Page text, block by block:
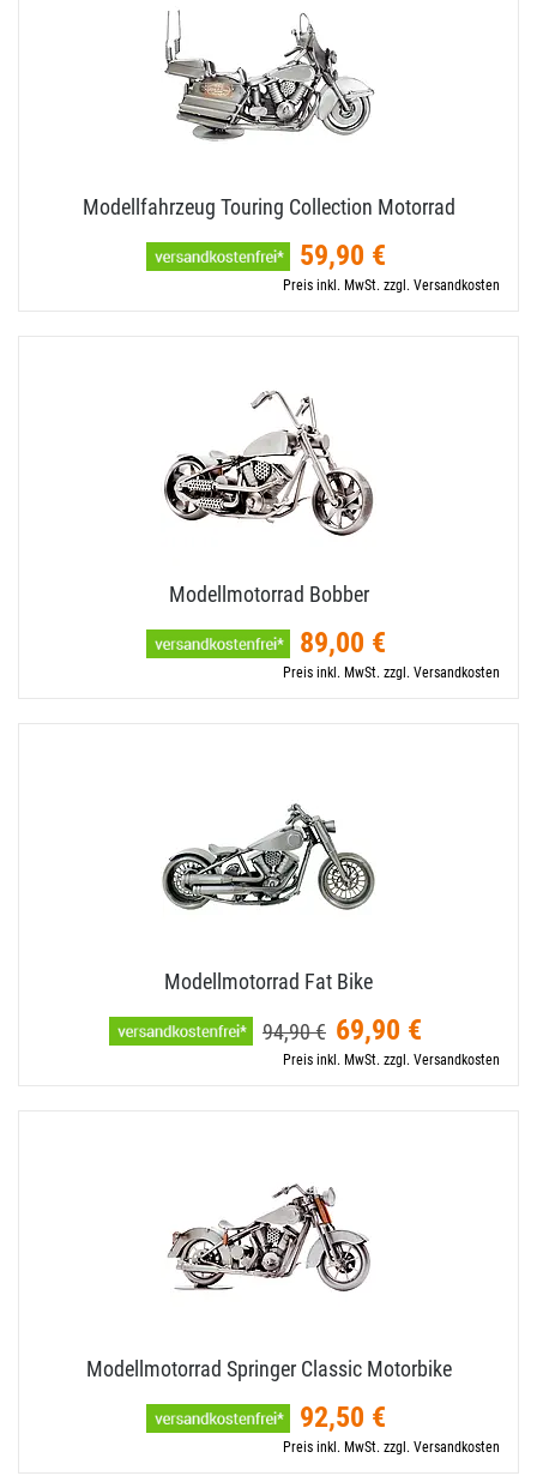
Modellfahrzeug Touring Collection Motorrad
59,90 €
Preis inkl. MwSt. zzgl. Versandkosten
Modellmotorrad Bobber
89,00 €
Preis inkl. MwSt. zzgl. Versandkosten
Modellmotorrad Fat Bike
94,90 € 69,90 €
Preis inkl. MwSt. zzgl. Versandkosten
Modellmotorrad Springer Classic Motorbike
92,50 €
Preis inkl. MwSt. zzgl. Versandkosten